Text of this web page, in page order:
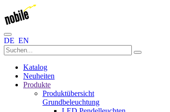
DE EN
Katalog
Neuheiten
Produkte
Produktübersicht
Grundbeleuchtung